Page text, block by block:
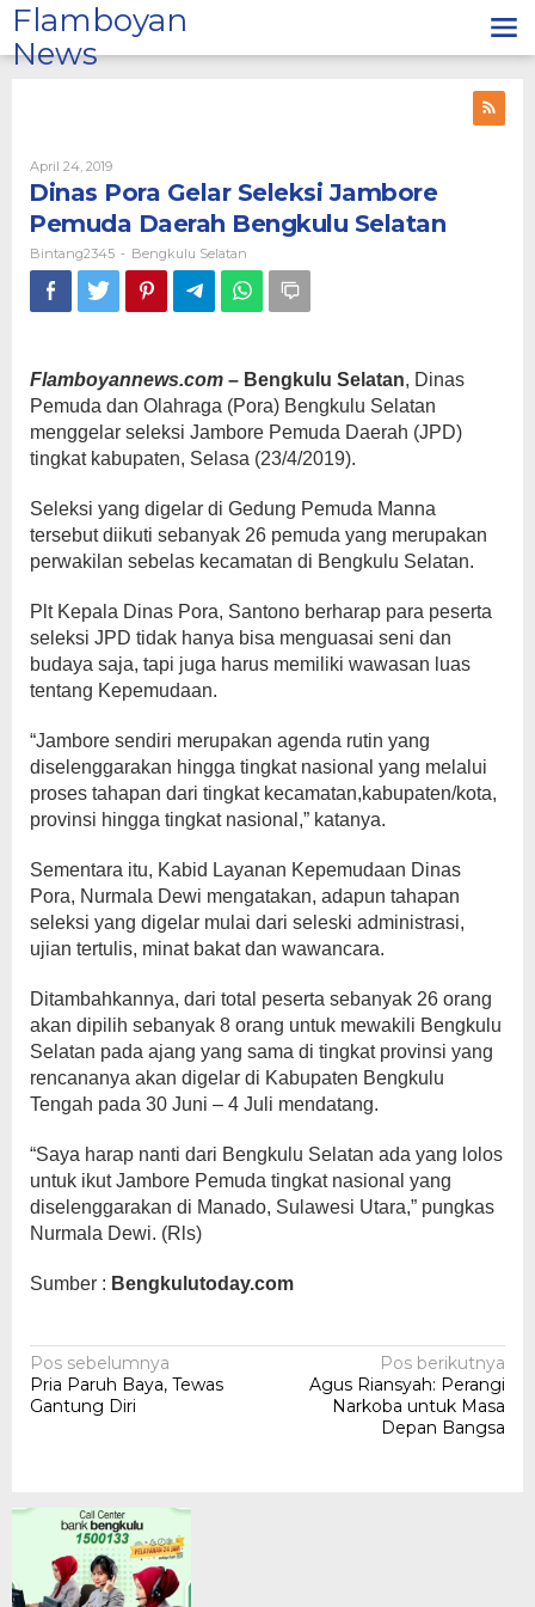
Lewati
ke
konten
Flamboyan
News
April 24, 2019Oleh
Bintang2345
Dinas Pora Gelar Seleksi Jambore
Pemuda Daerah Bengkulu Selatan
Bintang2345 - Bengkulu Selatan
Flamboyannews.com – Bengkulu Selatan, Dinas
Pemuda dan Olahraga (Pora) Bengkulu Selatan
menggelar seleksi Jambore Pemuda Daerah (JPD)
tingkat kabupaten, Selasa (23/4/2019).
Seleksi yang digelar di Gedung Pemuda Manna
tersebut diikuti sebanyak 26 pemuda yang merupakan
perwakilan sebelas kecamatan di Bengkulu Selatan.
Plt Kepala Dinas Pora, Santono berharap para peserta
seleksi JPD tidak hanya bisa menguasai seni dan
budaya saja, tapi juga harus memiliki wawasan luas
tentang Kepemudaan.
“Jambore sendiri merupakan agenda rutin yang
diselenggarakan hingga tingkat nasional yang melalui
proses tahapan dari tingkat kecamatan,kabupaten/kota,
provinsi hingga tingkat nasional,” katanya.
Sementara itu, Kabid Layanan Kepemudaan Dinas
Pora, Nurmala Dewi mengatakan, adapun tahapan
seleksi yang digelar mulai dari seleski administrasi,
ujian tertulis, minat bakat dan wawancara.
Ditambahkannya, dari total peserta sebanyak 26 orang
akan dipilih sebanyak 8 orang untuk mewakili Bengkulu
Selatan pada ajang yang sama di tingkat provinsi yang
rencananya akan digelar di Kabupaten Bengkulu
Tengah pada 30 Juni – 4 Juli mendatang.
“Saya harap nanti dari Bengkulu Selatan ada yang lolos
untuk ikut Jambore Pemuda tingkat nasional yang
diselenggarakan di Manado, Sulawesi Utara,” pungkas
Nurmala Dewi. (Rls)
Sumber : Bengkulutoday.com
Navigasi
pos
Pos sebelumnya
Pria Paruh Baya, Tewas
Gantung Diri
Pos berikutnya
Agus Riansyah: Perangi
Narkoba untuk Masa
Depan Bangsa